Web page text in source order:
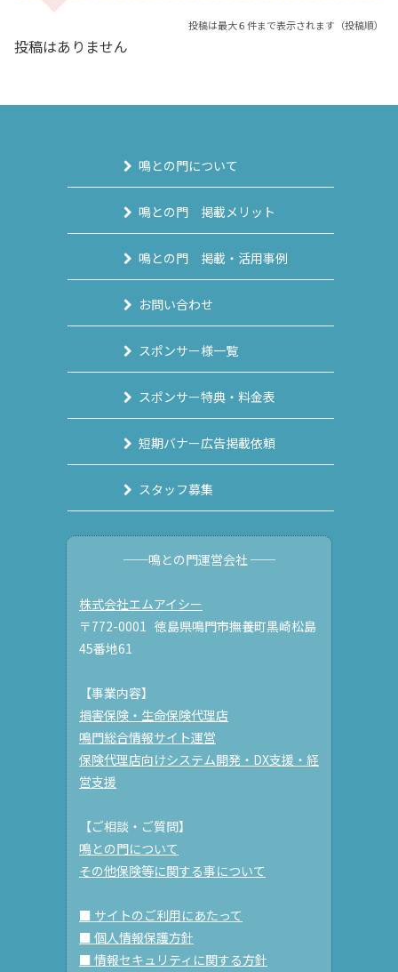
投稿は最大６件まで表示されます（投稿順）
投稿はありません
鳴との門について
鳴との門 掲載メリット
鳴との門 掲載・活用事例
お問い合わせ
スポンサー様一覧
スポンサー特典・料金表
短期バナー広告掲載依頼
スタッフ募集
──鳴との門運営会社 ──
株式会社エムアイシー
〒772-0001 徳島県鳴門市撫養町黒崎松島
45番地61
【事業内容】
損害保険・生命保険代理店
鳴門総合情報サイト運営
保険代理店向けシステム開発・DX支援・経
営支援
【ご相談・ご質問】
鳴との門について
その他保険等に関する事について
■ サイトのご利用にあたって
■ 個人情報保護方針
■ 情報セキュリティに関する方針